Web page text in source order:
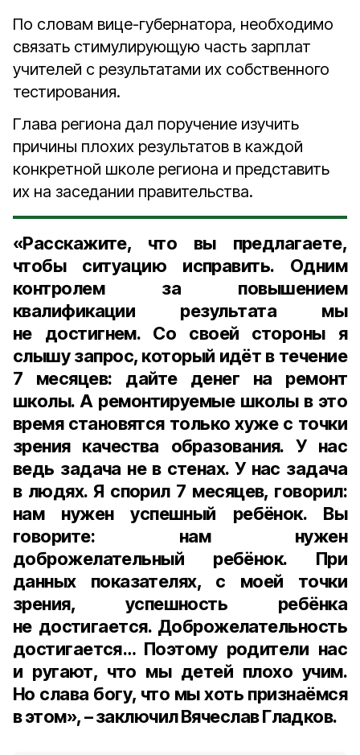
По словам вице-губернатора, необходимо
связать стимулирующую часть зарплат
учителей с результатами их собственного
тестирования.
Глава региона дал поручение изучить
причины плохих результатов в каждой
конкретной школе региона и представить
их на заседании правительства.
«Расскажите, что вы предлагаете,
чтобы ситуацию исправить. Одним
контролем за повышением
квалификации результата мы
не достигнем. Со своей стороны я
слышу запрос, который идёт в течение
7 месяцев: дайте денег на ремонт
школы. А ремонтируемые школы в это
время становятся только хуже с точки
зрения качества образования. У нас
ведь задача не в стенах. У нас задача
в людях. Я спорил 7 месяцев, говорил:
нам нужен успешный ребёнок. Вы
говорите: нам нужен
доброжелательный ребёнок. При
данных показателях, с моей точки
зрения, успешность ребёнка
не достигается. Доброжелательность
достигается… Поэтому родители нас
и ругают, что мы детей плохо учим.
Но слава богу, что мы хоть признаёмся
в этом», – заключил Вячеслав Гладков.